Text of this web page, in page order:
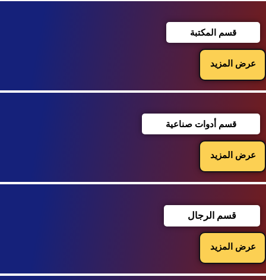
قسم المكتبة
عرض المزيد
قسم أدوات صناعية
عرض المزيد
قسم الرجال
عرض المزيد